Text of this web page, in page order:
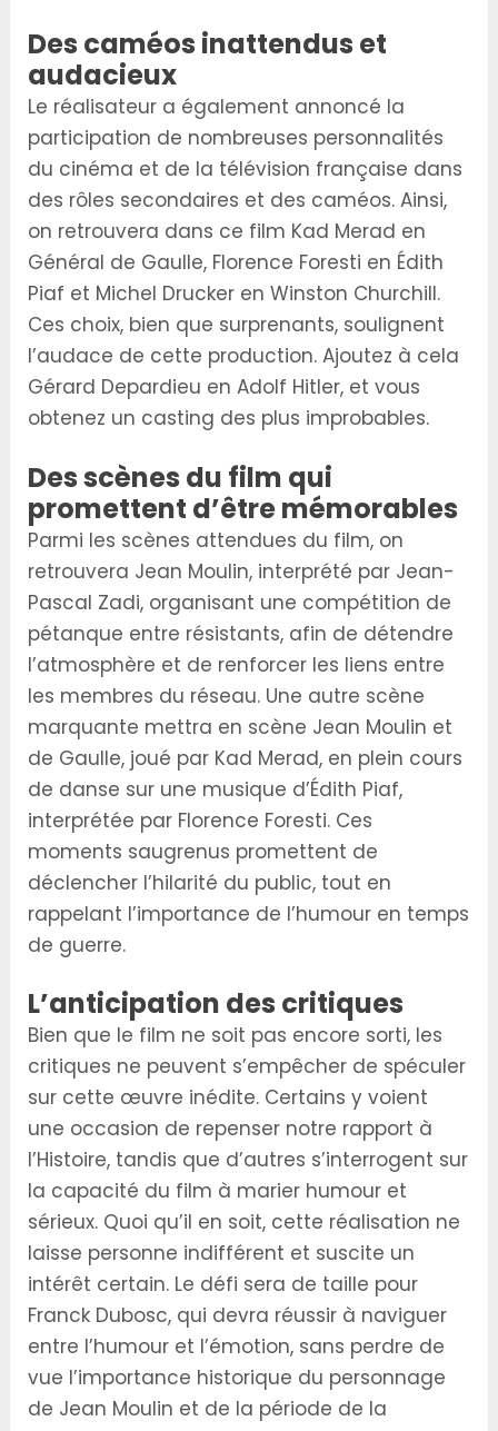
Des caméos inattendus et
audacieux
Le réalisateur a également annoncé la
participation de nombreuses personnalités
du cinéma et de la télévision française dans
des rôles secondaires et des caméos. Ainsi,
on retrouvera dans ce film Kad Merad en
Général de Gaulle, Florence Foresti en Édith
Piaf et Michel Drucker en Winston Churchill.
Ces choix, bien que surprenants, soulignent
l’audace de cette production. Ajoutez à cela
Gérard Depardieu en Adolf Hitler, et vous
obtenez un casting des plus improbables.
Des scènes du film qui
promettent d’être mémorables
Parmi les scènes attendues du film, on
retrouvera Jean Moulin, interprété par Jean-
Pascal Zadi, organisant une compétition de
pétanque entre résistants, afin de détendre
l’atmosphère et de renforcer les liens entre
les membres du réseau. Une autre scène
marquante mettra en scène Jean Moulin et
de Gaulle, joué par Kad Merad, en plein cours
de danse sur une musique d’Édith Piaf,
interprétée par Florence Foresti. Ces
moments saugrenus promettent de
déclencher l’hilarité du public, tout en
rappelant l’importance de l’humour en temps
de guerre.
L’anticipation des critiques
Bien que le film ne soit pas encore sorti, les
critiques ne peuvent s’empêcher de spéculer
sur cette œuvre inédite. Certains y voient
une occasion de repenser notre rapport à
l’Histoire, tandis que d’autres s’interrogent sur
la capacité du film à marier humour et
sérieux. Quoi qu’il en soit, cette réalisation ne
laisse personne indifférent et suscite un
intérêt certain. Le défi sera de taille pour
Franck Dubosc, qui devra réussir à naviguer
entre l’humour et l’émotion, sans perdre de
vue l’importance historique du personnage
de Jean Moulin et de la période de la